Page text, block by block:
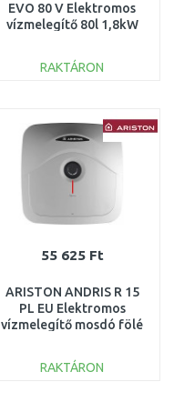
EVO 80 V Elektromos
vízmelegítő 80l 1,8kW
RAKTÁRON
Összehasonlítás
55 625 Ft
ARISTON ANDRIS R 15
PL EU Elektromos
vízmelegítő mosdó fölé
3100333
RAKTÁRON